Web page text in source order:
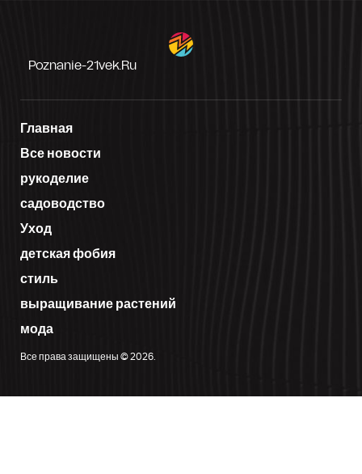
Poznanie-21vek.ru
Главная
Все новости
рукоделие
садоводство
Уход
детская фобия
стиль
выращивание растений
мода
Все права защищены © 2026.